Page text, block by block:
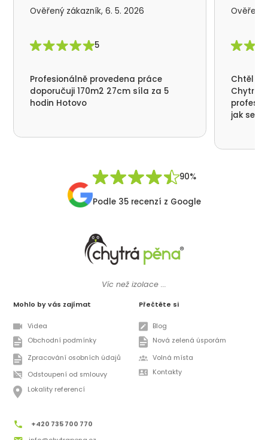
Ověřený zákazník, 6. 5. 2026
5
Profesionálně provedena práce
doporučuji 170m2 27cm síla za 5
hodin Hotovo
Ověřený
Chtěl
Chytrá
jak se
90%
Podle 35 recenzí z Google
Víc než izolace ...
Mohlo by vás zajímat
Videa
Obchodní podmínky
Zpracování osobních údajů
Odstoupení od smlouvy
Lokality referencí
Přečtěte si
Blog
Nová zelená úsporám
Volná místa
Kontakty
+420 735 700 770